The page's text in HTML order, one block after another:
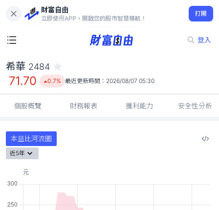
財富自由
立即使用APP，開啟您的股市智慧導航！
打開
登入
71.70
0.7%
希華 2484
71.70 0.7% 最近更新時間： 2026/08/07 05:30
個股概覽 財務報表 獲利能力 安全性分析
本益比河流圖
近5年